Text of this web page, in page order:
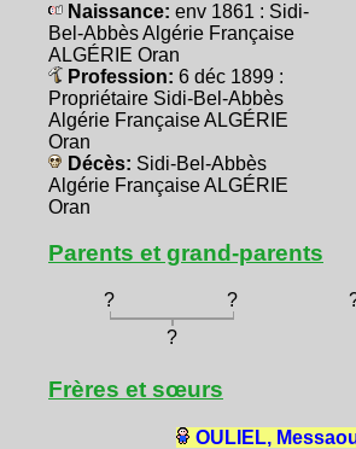
Naissance: env 1861 : Sidi-
Bel-Abbès Algérie Française
ALGÉRIE Oran
Profession: 6 déc 1899 :
Propriétaire Sidi-Bel-Abbès
Algérie Française ALGÉRIE
Oran
Décès: Sidi-Bel-Abbès
Algérie Française ALGÉRIE
Oran
Parents et grand-parents
? ?
?
Frères et sœurs
OULIEL,